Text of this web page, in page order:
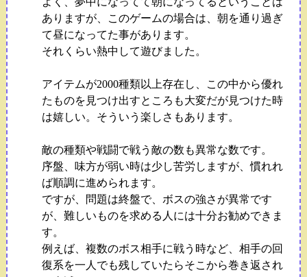
ありますが、このゲームの場合は、朝を通り過ぎ
て昼になってた事があります。
それくらい熱中して遊びました。
アイテムが2000種類以上存在し、この中から優れ
たものを見つけ出すところも大変だが見つけた時
は嬉しい。そういう楽しさもあります。
敵の種類や戦闘で戦う敵の数も異常な数です。
序盤、味方が弱い時は少し苦労しますが、慣れれ
ば順調に進められます。
ですが、問題は終盤で、ボスの強さが異常です
が、難しいものを求める人には十分お勧めできま
す。
例えば、複数のボス相手に戦う時など、相手の回
復系を一人でも残していたらそこから巻き返され